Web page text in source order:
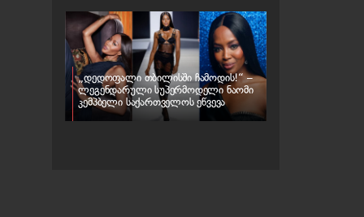
„დედოფალი თბილისში ჩამოდის!“ –
ლეგენდარული სუპერმოდელი ნაომი
კემპბელი საქართველოს ეწვევა